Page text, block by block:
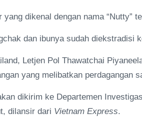
yang dikenal dengan nama “Nutty”
dan ibunya sudah diekstradisi
Letjen Pol Thawatchai
yang melibatkan perdagangan
dikirim ke Departemen
dilansir dari Vietnam Express.